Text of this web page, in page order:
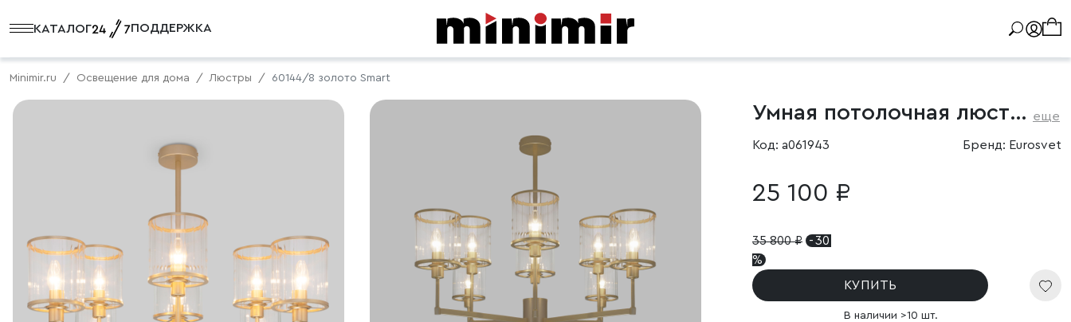
КАТАЛОГ ПОДДЕРЖКА
Minimir.ru Освещение для дома Люстры 60144/8 золото Smart
Умная потолочная люстра еще
Код: a061943 Бренд: Eurosvet
25 100 ₽
35 800₽ - 30
%
КУПИТЬ
В наличии >10 шт.